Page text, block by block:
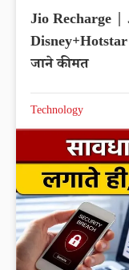
Jio Recharge |
जाने कीमत
Technology